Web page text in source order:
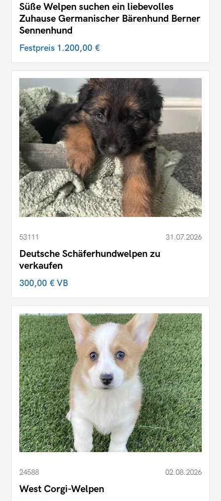
Süße Welpen suchen ein liebevolles
Zuhause Germanischer Bärenhund Berner
Sennenhund
Festpreis 1.200,00 €
53111 31.07.2026
Deutsche Schäferhundwelpen zu
verkaufen
300,00 €VB
24588 02.08.2026
West Corgi-Welpen